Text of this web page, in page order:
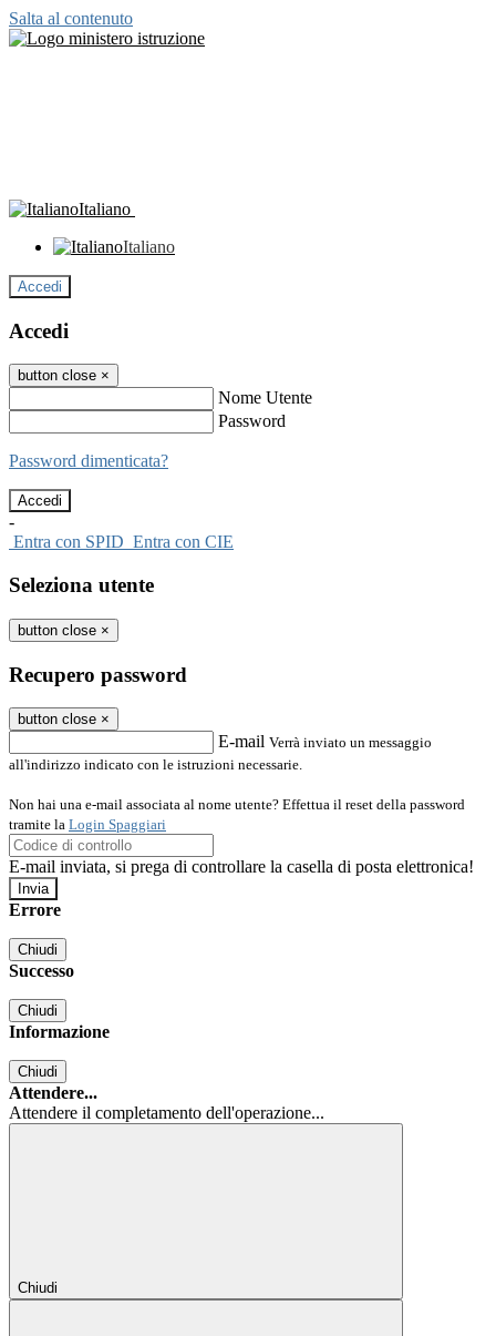
Salta al contenuto
Italiano
Italiano
Accedi
Accedi
button close ×
Nome Utente
Password
Password dimenticata?
-
Entra con SPID Entra con CIE
Seleziona utente
button close ×
Recupero password
button close ×
E-mail Verrà inviato un messaggio
all'indirizzo indicato con le istruzioni necessarie.
Non hai una e-mail associata al nome utente? Effettua il reset della password
tramite la Login Spaggiari
E-mail inviata, si prega di controllare la casella di posta elettronica!
Errore
Chiudi
Successo
Chiudi
Informazione
Chiudi
Attendere...
Attendere il completamento dell'operazione...
Chiudi